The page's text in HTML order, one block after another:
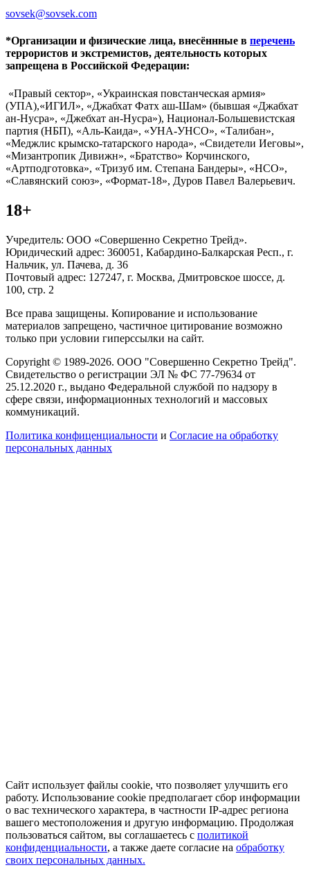
sovsek@sovsek.com
*Организации и физические лица, внесённные в перечень
террористов и экстремистов, деятельность которых
запрещена в Российской Федерации:
«Правый сектор», «Украинская повстанческая армия»
(УПА),«ИГИЛ», «Джабхат Фатх аш-Шам» (бывшая «Джабхат
ан-Нусра», «Джебхат ан-Нусра»), Национал-Большевистская
партия (НБП), «Аль-Каида», «УНА-УНСО», «Талибан»,
«Меджлис крымско-татарского народа», «Свидетели Иеговы»,
«Мизантропик Дивижн», «Братство» Корчинского,
«Артподготовка», «Тризуб им. Степана Бандеры», «НСО»,
«Славянский союз», «Формат-18», Дуров Павел Валерьевич.
18+
Учредитель: ООО «Совершенно Секретно Трейд».
Юридический адрес: 360051, Кабардино-Балкарская Респ., г.
Нальчик, ул. Пачева, д. 36
Почтовый адрес: 127247, г. Москва, Дмитровское шоссе, д.
100, стр. 2
Все права защищены. Копирование и использование
материалов запрещено, частичное цитирование возможно
только при условии гиперссылки на сайт.
Copyright © 1989-2026. ООО "Совершенно Секретно Трейд".
Свидетельство о регистрации ЭЛ № ФС 77-79634 от
25.12.2020 г., выдано Федеральной службой по надзору в
сфере связи, информационных технологий и массовых
коммуникаций.
Политика конфиценциальности и Согласие на обработку
персональных данных
Сайт использует файлы cookie, что позволяет улучшить его
работу. Использование cookie предполагает сбор информации
о вас технического характера, в частности IP-адрес региона
вашего местоположения и другую информацию. Продолжая
пользоваться сайтом, вы соглашаетесь с политикой
конфиденциальности, а также даете согласие на обработку
своих персональных данных.